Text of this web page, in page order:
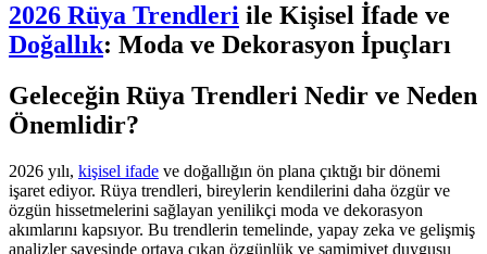
2026 Rüya Trendleri ile Kişisel İfade ve
Doğallık: Moda ve Dekorasyon İpuçları
Geleceğin Rüya Trendleri Nedir ve Neden
Önemlidir?
2026 yılı, kişisel ifade ve doğallığın ön plana çıktığı bir dönemi
işaret ediyor. Rüya trendleri, bireylerin kendilerini daha özgür ve
özgün hissetmelerini sağlayan yenilikçi moda ve dekorasyon
akımlarını kapsıyor. Bu trendlerin temelinde, yapay zeka ve gelişmiş
analizler sayesinde ortaya çıkan özgünlük ve samimiyet duygusu